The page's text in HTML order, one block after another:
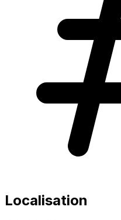
Localisation